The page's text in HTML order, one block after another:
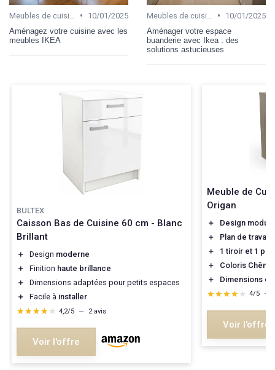
Meubles de cuisine •
10/01/2025
Aménagez votre cuisine avec les
meubles IKEA
Meubles de cuisine •
10/01/2025
Aménager votre espace
buanderie avec Ikea : des
solutions astucieuses
BULTEX
Caisson Bas de Cuisine 60 cm - Blanc
Brillant
＋ Design moderne
＋
Finition haute brillance
＋
Dimensions adaptées pour petits espaces
＋
Facile à installer
★★★★★
★★★★★ 4,2/5 — 2 avis
Voir l'offre
Meuble de
Origan
＋
Design
＋
Plan de travail
＋
1 tiroir et 1
＋
Coloris Chêne
＋
Dimensions
★★★★★
★★★★★ 4/5 —
Voir l'offre